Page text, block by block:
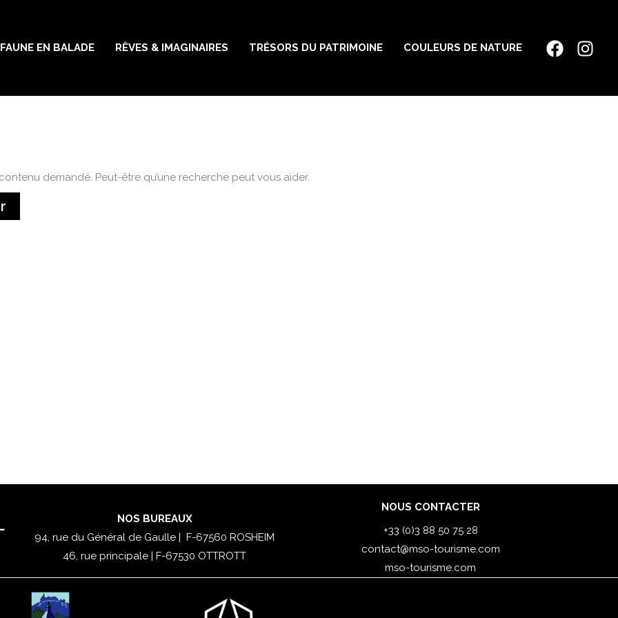
FAUNE EN BALADE RÊVES & IMAGINAIRES TRÉSORS DU PATRIMOINE COULEURS DE NATURE
demandé. Peut-être qu’une recherche peut vous aider.
NOS BUREAUX
94, rue du Général de Gaulle | F-67560 ROSHEIM
46, rue principale | F-67530 OTTROTT
NOUS CONTACTER
+33 (0)3 88 50 75 28
contact@mso-tourisme.com
mso-tourisme.com